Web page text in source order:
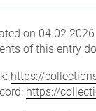
on 04.02.2026
of this entry
https://
https://